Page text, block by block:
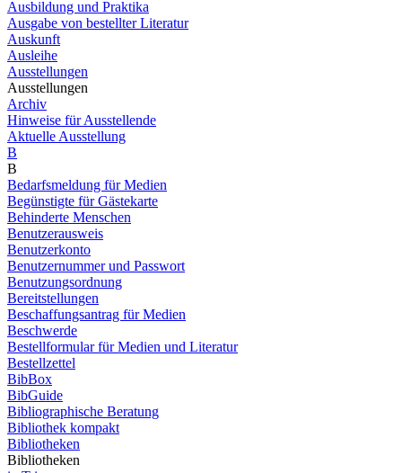
Ausbildung und Praktika
Ausgabe von bestellter Literatur
Auskunft
Ausleihe
Ausstellungen
Ausstellungen
Archiv
Hinweise für Ausstellende
Aktuelle Ausstellung
B
B
Bedarfsmeldung für Medien
Begünstigte für Gästekarte
Behinderte Menschen
Benutzerausweis
Benutzerkonto
Benutzernummer und Passwort
Benutzungsordnung
Bereitstellungen
Beschaffungsantrag für Medien
Beschwerde
Bestellformular für Medien und Literatur
Bestellzettel
BibBox
BibGuide
Bibliographische Beratung
Bibliothek kompakt
Bibliotheken
Bibliotheken